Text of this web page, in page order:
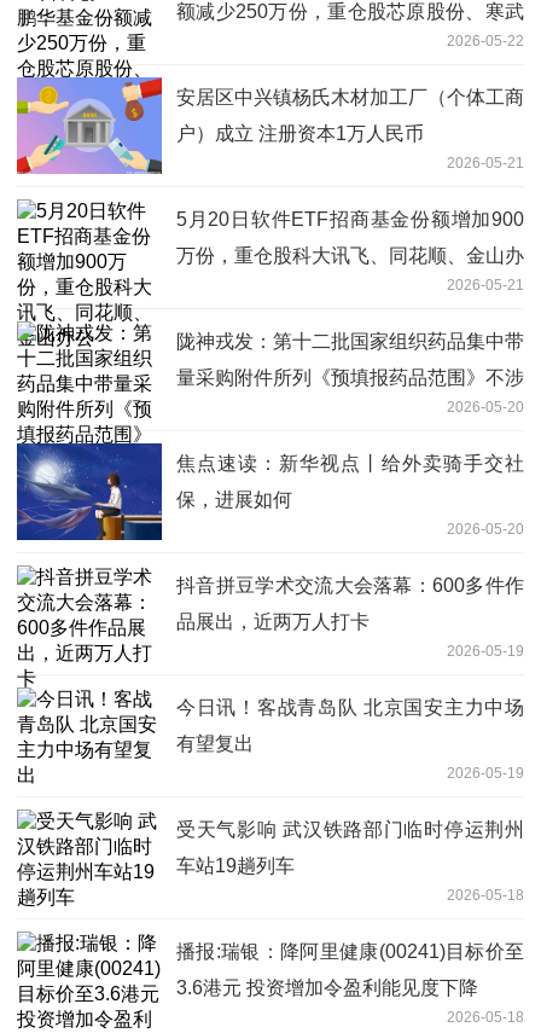
额减少250万份，重仓股芯原股份、寒武
2026-05-22
安居区中兴镇杨氏木材加工厂（个体工商
户）成立 注册资本1万人民币
2026-05-21
5月20日软件ETF招商基金份额增加900
万份，重仓股科大讯飞、同花顺、金山办
2026-05-21
陇神戎发：第十二批国家组织药品集中带
量采购附件所列《预填报药品范围》不涉
2026-05-20
焦点速读：新华视点丨给外卖骑手交社
保，进展如何
2026-05-20
抖音拼豆学术交流大会落幕：600多件作
品展出，近两万人打卡
2026-05-19
今日讯！客战青岛队 北京国安主力中场
有望复出
2026-05-19
受天气影响 武汉铁路部门临时停运荆州
车站19趟列车
2026-05-18
播报:瑞银：降阿里健康(00241)目标价至
3.6港元 投资增加令盈利能见度下降
2026-05-18